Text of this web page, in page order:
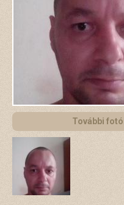
További